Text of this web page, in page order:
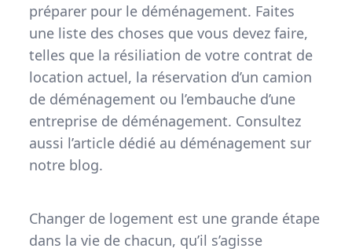
préparer pour le déménagement. Faites
une liste des choses que vous devez faire,
telles que la résiliation de votre contrat de
location actuel, la réservation d’un camion
de déménagement ou l’embauche d’une
entreprise de déménagement. Consultez
aussi l’article dédié au déménagement sur
notre blog.
Changer de logement est une grande étape
dans la vie de chacun, qu’il s’agisse